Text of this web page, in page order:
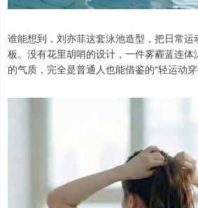
谁能想到，刘亦菲这套泳池造型，把日常
板。没有花里胡哨的设计，一件雾霾蓝连
的气质，完全是普通人也能借鉴的“轻运动穿